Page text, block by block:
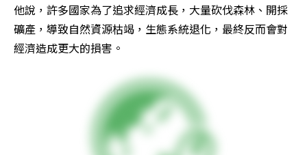
他說，許多國家為了追求經濟成長，大量砍伐森林、開採
礦產，導致自然資源枯竭，生態系統退化，最終反而會對
經濟造成更大的損害。